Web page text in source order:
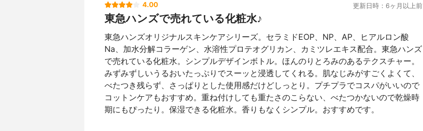
4.00 更新日時：6ヶ月以上前
東急ハンズで売れている化粧水♪
東急ハンズオリジナルスキンケアシリーズ。セラミドEOP、NP、AP、ヒアルロン酸
Na、加水分解コラーゲン、水溶性プロテオグリカン、カミツレエキス配合。東急ハンズ
で売れている化粧水。シンプルデザインボトル。ほんのりとろみのあるテクスチャー。
みずみずしいうるおいたっぷりでスーッと浸透してくれる。肌なじみがすごくよくて、
べたつき残らず、さっぱりとした使用感だけどしっとり。プチプラでコスパがいいので
コットンケアもおすすめ。重ね付けしても重たさのこらない、べたつかないので乾燥時
期にもぴったり。保湿できる化粧水。香りもなくシンプル。おすすめです。